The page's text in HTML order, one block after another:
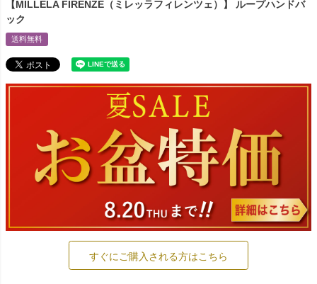
【MILLELA FIRENZE（ミレッラフィレンツェ）】 ループハンドバ
ック
送料無料
すぐにご購入される方はこちら